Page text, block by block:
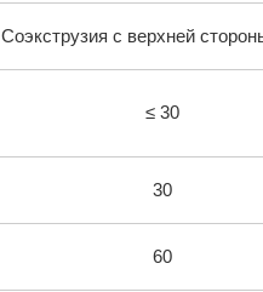
Соэкструзия с верхней
≤30
30
60